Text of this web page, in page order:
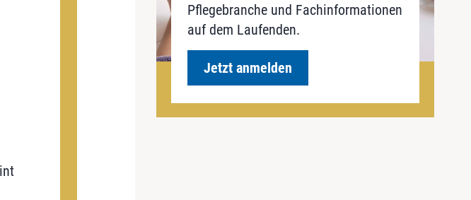
Pflegebranche und Fachinformationen
auf dem Laufenden.
Jetzt anmelden